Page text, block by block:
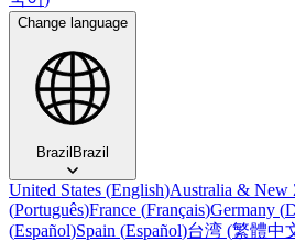
Change language
BrazilBrazil
United States (English)Australia & New
(Português)France (Français)Germany (
(Español)Spain (Español)台湾 (繁體中